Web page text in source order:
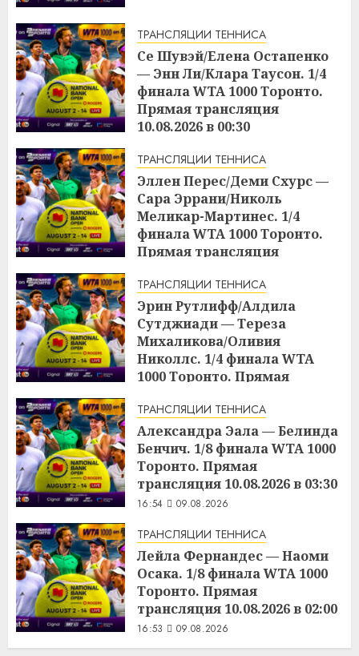
ТРАНСЛЯЦИИ ТЕННИСА
Се Шувэй/Елена Остапенко
— Энн Ли/Клара Таусон. 1/4
финала WTA 1000 Торонто.
Прямая трансляция
10.08.2026 в 00:30
ТРАНСЛЯЦИИ ТЕННИСА
Эллен Перес/Деми Схурс —
Сара Эррани/Николь
Меликар-Мартинес. 1/4
финала WTA 1000 Торонто.
Прямая трансляция
17:03 09.08.2026
ТРАНСЛЯЦИИ ТЕННИСА
Эрин Рутлифф/Алдила
Сутджиади — Тереза
Михаликова/Оливия
Николлс. 1/4 финала WTA
1000 Торонто. Прямая
17:01 09.08.2026
ТРАНСЛЯЦИИ ТЕННИСА
Александра Эала — Белинда
Бенчич. 1/8 финала WTA 1000
Торонто. Прямая
трансляция 10.08.2026 в 03:30
16:54 09.08.2026
ТРАНСЛЯЦИИ ТЕННИСА
Лейла Фернандес — Наоми
Осака. 1/8 финала WTA 1000
Торонто. Прямая
трансляция 10.08.2026 в 02:00
16:53 09.08.2026